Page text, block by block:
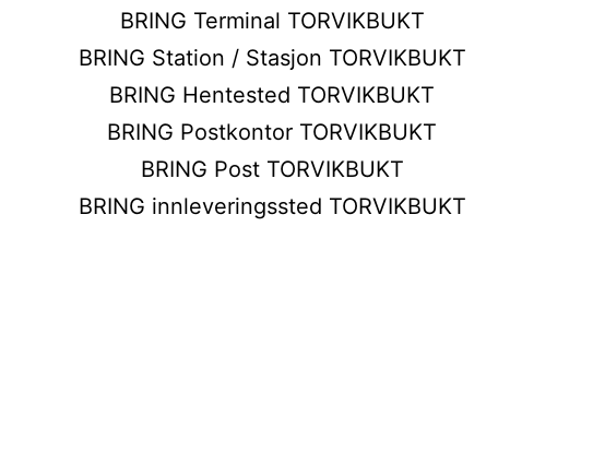
BRING Terminal TORVIKBUKT
BRING Station / Stasjon TORVIKBUKT
BRING Hentested TORVIKBUKT
BRING Postkontor TORVIKBUKT
BRING Post TORVIKBUKT
BRING innleveringssted TORVIKBUKT